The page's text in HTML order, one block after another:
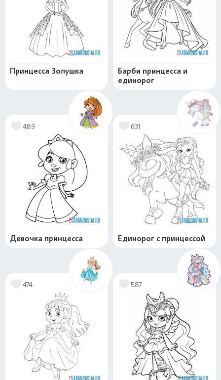
Принцесса Золушка
Барби принцесса и
единорог
489
Девочка принцесса
631
Единорог с принцессой
474 587